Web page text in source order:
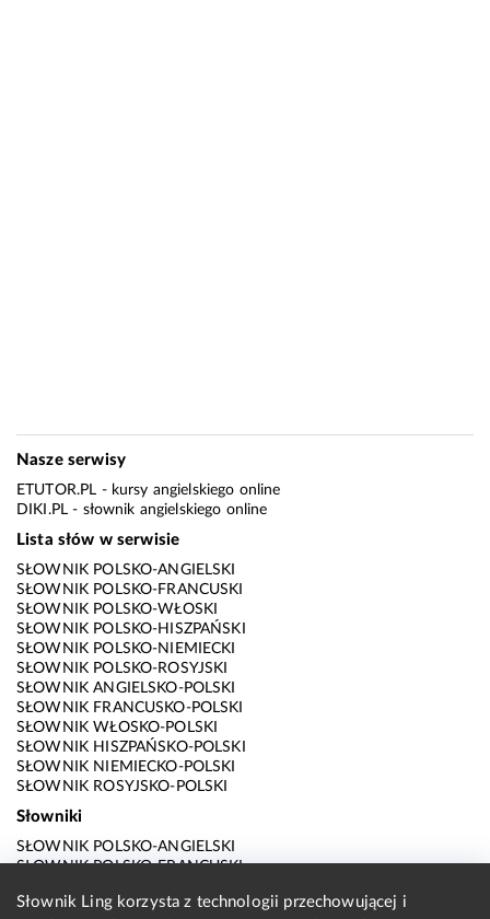
Nasze serwisy
ETUTOR.PL - kursy angielskiego online
DIKI.PL - słownik angielskiego online
Lista słów w serwisie
SŁOWNIK POLSKO-ANGIELSKI
SŁOWNIK POLSKO-FRANCUSKI
SŁOWNIK POLSKO-WŁOSKI
SŁOWNIK POLSKO-HISZPAŃSKI
SŁOWNIK POLSKO-NIEMIECKI
SŁOWNIK POLSKO-ROSYJSKI
SŁOWNIK ANGIELSKO-POLSKI
SŁOWNIK FRANCUSKO-POLSKI
SŁOWNIK WŁOSKO-POLSKI
SŁOWNIK HISZPAŃSKO-POLSKI
SŁOWNIK NIEMIECKO-POLSKI
SŁOWNIK ROSYJSKO-POLSKI
Słowniki
SŁOWNIK POLSKO-ANGIELSKI
SŁOWNIK POLSKO-FRANCUSKI
SŁOWNIK POLSKO-HISZPAŃSKI
Słownik Ling korzysta z technologii przechowującej i